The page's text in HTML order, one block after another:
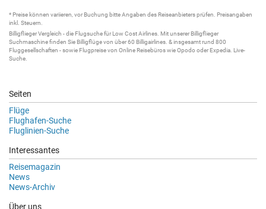
* Preise können variieren, vor Buchung bitte Angaben des Reiseanbieters prüfen. Preisangaben
inkl. Steuern.
BilligfliegerVergleich - die Flugsuchefür Low Cost Airlines. Mit unsererBilligflieger
Suchmaschinefinden Sie Billigflügevon über 60 Billigairlines . & insgesamt rund 800
Fluggesellschaften - sowie Flugpreise von Online Reisebüros wie Opodo oder Expedia. Live-
Suche
Seiten
Flüge
Flughafen-Suche
Fluglinien-Suche
Interessantes
Reisemagazin
News
News-Archiv
Über uns